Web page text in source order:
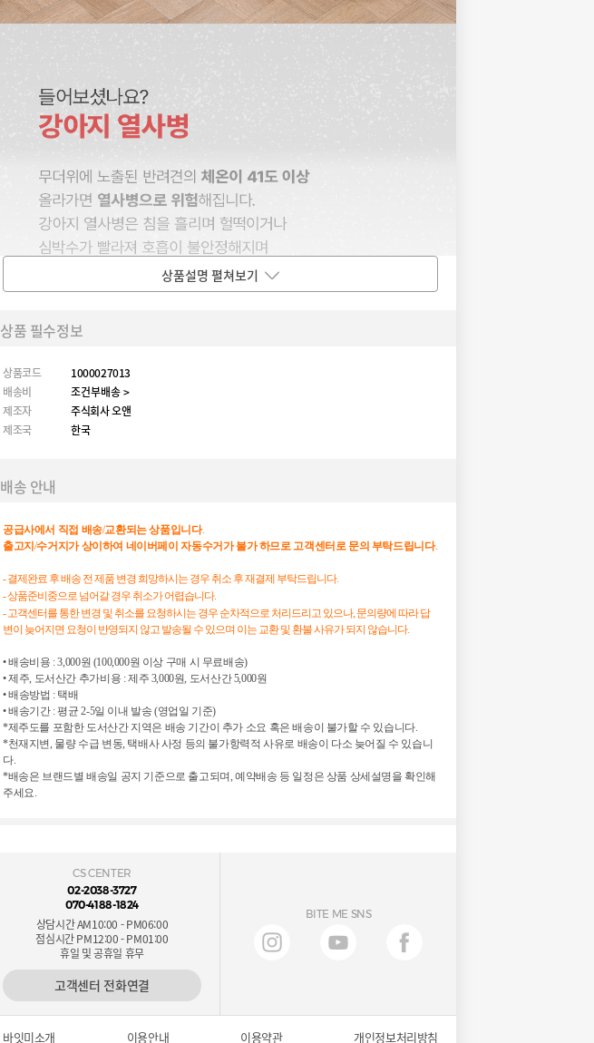
상품설명 펼쳐보기
상품 필수정보
상품코드
1000027013
배송비
조건부배송 >
제조자
주식회사 오앤
제조국
한국
배송 안내
공급사에서 직접 배송/교환되는상품입니다.
출고지 /수거지가 상이하여 네이버페이 자동수거가 불가하므로고객센터로문의 부탁드립니다.
- 결제완료 후 배송 전 제품 변경 희망하시는 경우 취소 후 재결제 부탁드립니다.
- 상품준비중으로 넘어갈 경우 취소가 어렵습니다.
- 고객센터를 통한 변경 및 취소를 요청하시는 경우 순차적으로 처리드리고 있으나, 문의량에 따라 답
변이 늦어지면 요청이 반영되지 않고 발송될 수 있으며 이는 교환 및 환불 사유가 되지 않습니다.
• 배송비용 : 3,000원 (100,000원 이상 구매 시 무료배송)
• 제주, 도서산간 추가비용 : 제주 3,000원, 도서산간 5,000원
• 배송방법 : 택배
• 배송기간 : 평균 2-5일 이내 발송 (영업일 기준)
*제주도를 포함한 도서산간 지역은 배송 기간이 추가 소요 혹은 배송이 불가할 수 있습니다.
*천재지변, 물량 수급 변동, 택배사 사정 등의 불가항력적 사유로 배송이 다소 늦어질 수 있습니
다.
*배송은 브랜드별 배송일 공지 기준으로 출고되며, 예약배송 등 일정은 상품 상세설명을 확인해
주세요.
CS CENTER
02-2038-3727
070-4188-1824
상담시간 AM10:00 - PM06:00
점심시간 PM12:00 - PM01:00
휴일 및 공휴일 휴무
고객센터 전화연결
BITE ME SNS
바잇미소개 이용안내 이용약관 개인정보처리방침